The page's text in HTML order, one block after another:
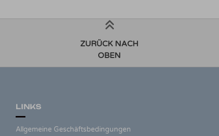
ZURÜCK NACH
OBEN
LINKS
Allgemeine Geschäftsbedingungen